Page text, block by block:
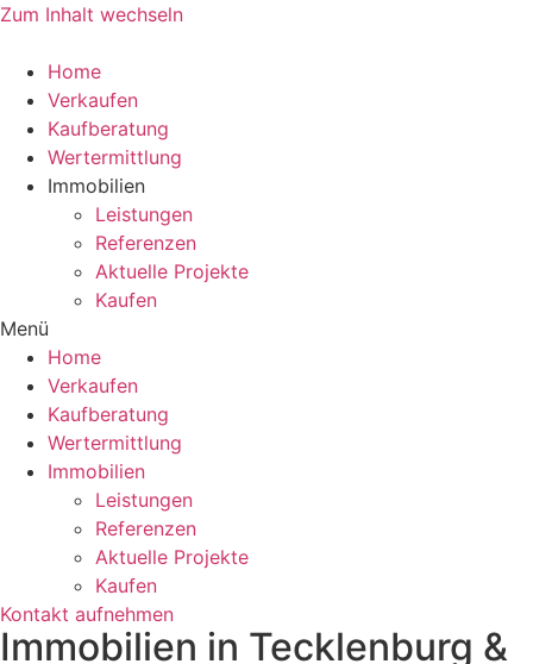
Zum Inhalt wechseln
Home
Verkaufen
Kaufberatung
Wertermittlung
Immobilien
Leistungen
Referenzen
Aktuelle Projekte
Kaufen
Menü
Home
Verkaufen
Kaufberatung
Wertermittlung
Immobilien
Leistungen
Referenzen
Aktuelle Projekte
Kaufen
Kontakt aufnehmen
Immobilien in Tecklenburg &